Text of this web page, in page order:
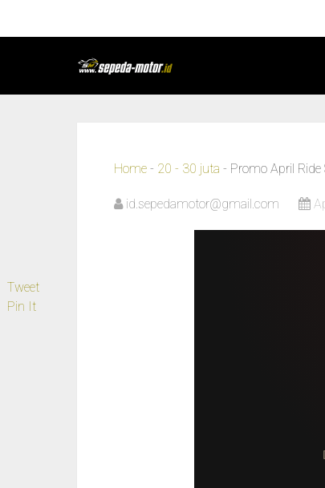
Home - 20 - 30 juta - Promo April
id.sepedamotor@gmail.com
Tweet
Pin It